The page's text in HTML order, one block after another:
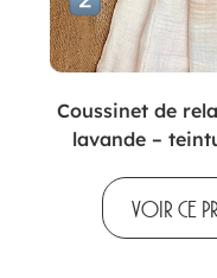
Coussinet de
lavande –
VOIR CE